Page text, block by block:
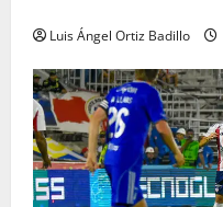
Luis Ángel Ortiz Badillo